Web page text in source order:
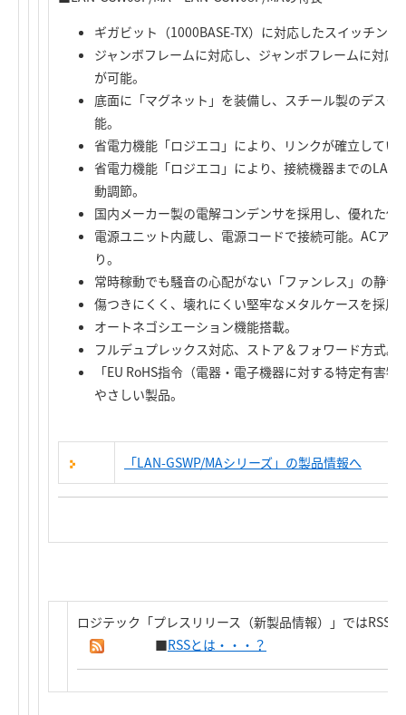
ギガビット（1000BASE-TX）に対応したスイッチング
ジャンボフレームに対応し、ジャンボフレームに対
が可能。
底面に「マグネット」を装備し、スチール製のデス
能。
省電力機能「ロジエコ」により、リンクが確立してい
省電力機能「ロジエコ」により、接続機器までのLAN
動調節。
国内メーカー製の電解コンデンサを採用し、優れた信
電源ユニット内蔵し、電源コードで接続可能。ACア
り。
常時稼動でも騒音の心配がない「ファンレス」の静音
傷つきにくく、壊れにくい堅牢なメタルケースを採用
オートネゴシエーション機能搭載。
フルデュプレックス対応、ストア＆フォワード方式。
「EU RoHS指令（電器・電子機器に対する特定有害
やさしい製品。
「LAN-GSWP/MAシリーズ」の製品情報へ
ロジテック「プレスリリース（新製品情報）」ではRSS
■RSSとは・・・？